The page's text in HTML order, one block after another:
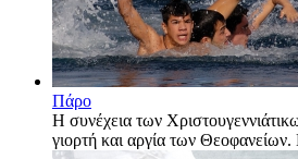
Πάρο
Η συνέχεια των
γιορτή και αργία των